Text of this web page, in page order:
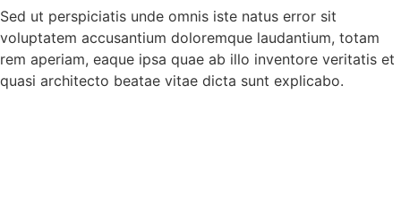
Sed ut perspiciatis unde omnis iste natus error sit
voluptatem accusantium doloremque laudantium, totam
rem aperiam, eaque ipsa quae ab illo inventore veritatis et
quasi architecto beatae vitae dicta sunt explicabo.